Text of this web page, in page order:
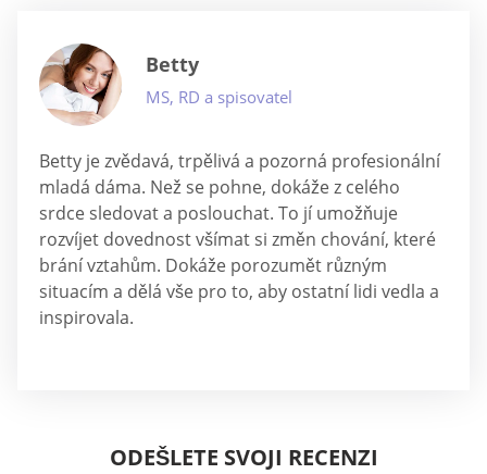
Betty
MS, RD a spisovatel
Betty je zvědavá, trpělivá a pozorná profesionální
mladá dáma. Než se pohne, dokáže z celého
srdce sledovat a poslouchat. To jí umožňuje
rozvíjet dovednost všímat si změn chování, které
brání vztahům. Dokáže porozumět různým
situacím a dělá vše pro to, aby ostatní lidi vedla a
inspirovala.
ODEŠLETE SVOJI RECENZI